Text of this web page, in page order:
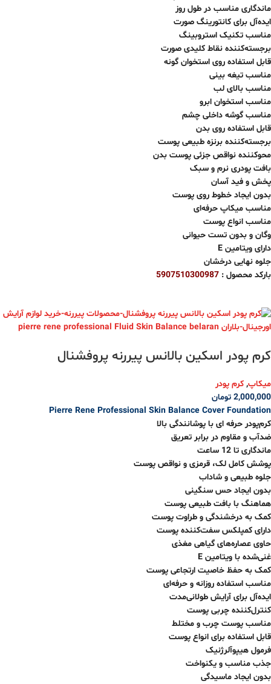
ماندگاری مناسب در طول روز
ایده‌آل برای کانتورینگ صورت
مناسب تکنیک استروبینگ
برجسته‌کننده نقاط کلیدی صورت
قابل استفاده روی استخوان گونه
مناسب تیغه بینی
مناسب بالای لب
مناسب استخوان ابرو
مناسب گوشه داخلی چشم
قابل استفاده روی بدن
برجسته‌کننده برنزه طبیعی پوست
محوکننده نواقص جزئی پوست بدن
بافت پودری نرم و سبک
پخش و فید آسان
بدون ایجاد خطوط روی پوست
مناسب میکاپ حرفه‌ای
مناسب انواع پوست
وگان و بدون تست حیوانی
دارای ویتامین E
جلوه نهایی درخشان
بارکد محصول : 5907510300987
کرم پودر اسکین بالانس پیررنه پروفشنال
میکاپ, کرم پودر
2,000,000 تومان
Pierre Rene Professional Skin Balance Cover Foundation
کرم‌پودر حرفه ‌ای با پوشانندگی بالا
ضدآب و مقاوم در برابر تعریق
ماندگاری تا 12 ساعت
پوشش کامل لک، قرمزی و نواقص پوست
جلوه طبیعی و شاداب
بدون ایجاد حس سنگینی
هماهنگ با بافت طبیعی پوست
کمک به درخشندگی و طراوت پوست
دارای کمپلکس سفت‌کننده پوست
حاوی عصاره‌های گیاهی مغذی
غنی‌شده با ویتامین E
کمک به حفظ خاصیت ارتجاعی پوست
مناسب استفاده روزانه و حرفه‌ای
ایده‌آل برای آرایش طولانی‌مدت
کنترل‌کننده چربی پوست
مناسب پوست چرب و مختلط
قابل استفاده برای انواع پوست
فرمول هیپوآلرژنیک
جذب مناسب و یکنواخت
بدون ایجاد ماسیدگی